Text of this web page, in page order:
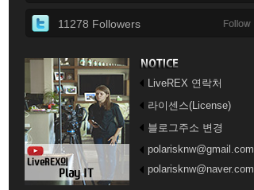
11278 Followers
LiveREX 연락처
라이센스(License)
블로그주소 변경
polarisknw@gmail.com
polarisknw@naver.com